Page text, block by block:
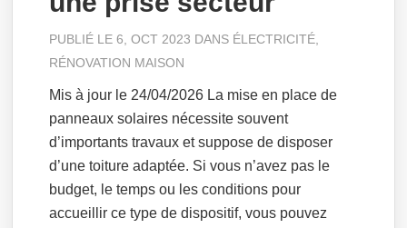
PUBLIÉ LE 6, OCT 2023 DANS ÉLECTRICITÉ
RÉNOVATION MAISON
Mis à jour le 24/04/2026 La mise en place de
panneaux solaires nécessite souvent
d’importants travaux et suppose de disposer
d’une toiture adaptée. Si vous n’avez pas le
budget, le temps ou les conditions pour
accueillir ce type de dispositif, vous pouvez